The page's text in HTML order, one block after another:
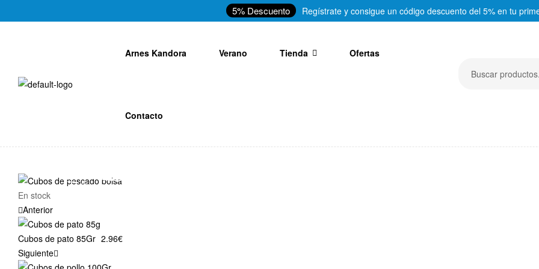
5% Descuento Regístrate y consigue un código descuento del 5% en tu
Arnes Kandora Verano Tienda Ofertas
Contacto
En stock
Anterior
Cubos de pato 85Gr 2.96€
Siguiente